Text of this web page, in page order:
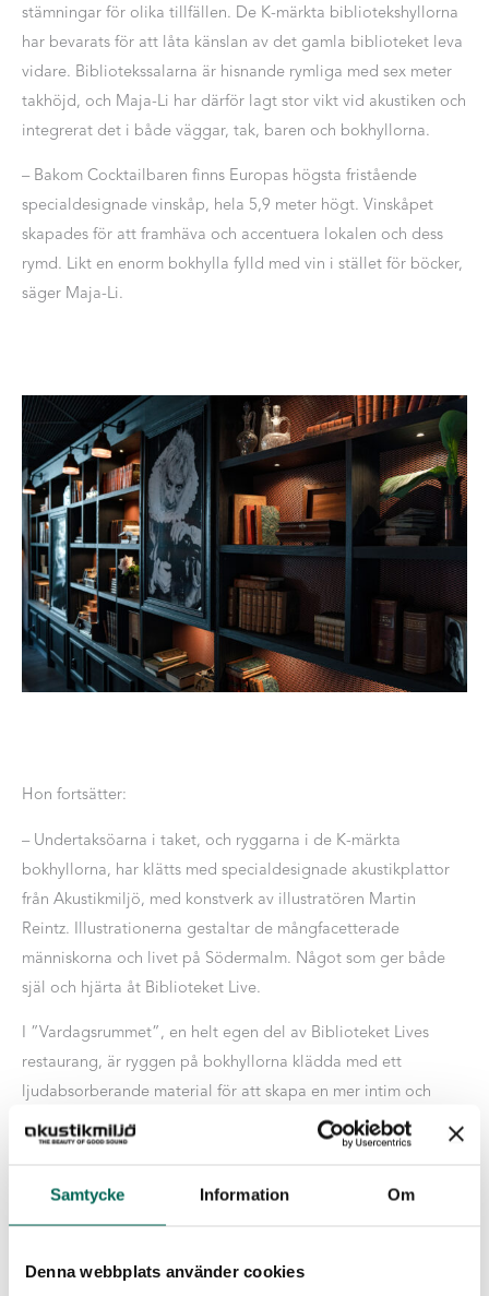
Samtycke Information Om
Denna webbplats använder cookies
stämningar för olika tillfällen. De K-märkta bibliotekshyllorna
har bevarats för att låta känslan av det gamla biblioteket leva
vidare. Bibliotekssalarna är hisnande rymliga med sex meter
takhöjd, och Maja-Li har därför lagt stor vikt vid akustiken och
integrerat det i både väggar, tak, baren och bokhyllorna.
– Bakom Cocktailbaren finns Europas högsta fristående
specialdesignade vinskåp, hela 5,9 meter högt. Vinskåpet
skapades för att framhäva och accentuera lokalen och dess
rymd. Likt en enorm bokhylla fylld med vin i stället för böcker,
säger Maja-Li.
Hon fortsätter:
– Undertaksöarna i taket, och ryggarna i de K-märkta
bokhyllorna, har klätts med specialdesignade akustikplattor
från Akustikmiljö, med konstverk av illustratören Martin
Reintz. Illustrationerna gestaltar de mångfacetterade
människorna och livet på Södermalm. Något som ger både
själ och hjärta åt Biblioteket Live.
I ”Vardagsrummet”, en helt egen del av Biblioteket Lives
restaurang, är ryggen på bokhyllorna klädda med ett
ljudabsorberande material för att skapa en mer intim och
mysig hemmiljö-känsla. En färgad sträckmetall täcker
ljudabsorbenterna för att skapa liv och struktur, men även för
– Akustiska åtgärder är minst lika viktigt som bra inredning
början av ett projekt borde alltid vara en självklarhet eftersom